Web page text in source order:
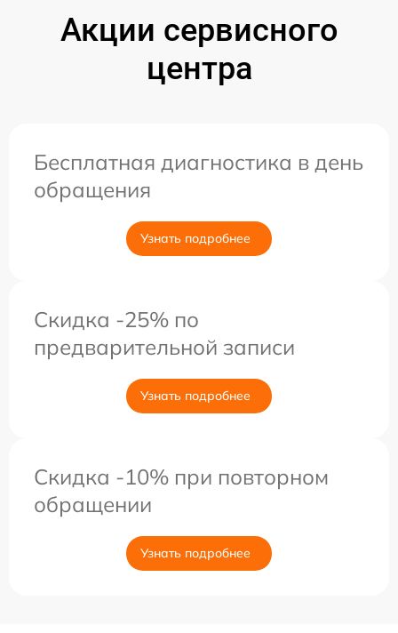
Акции сервисного
центра
Бесплатная диагностика в день
обращения
Узнать подробнее
Скидка -25% по
предварительной записи
Узнать подробнее
Скидка -10% при повторном
обращении
Узнать подробнее